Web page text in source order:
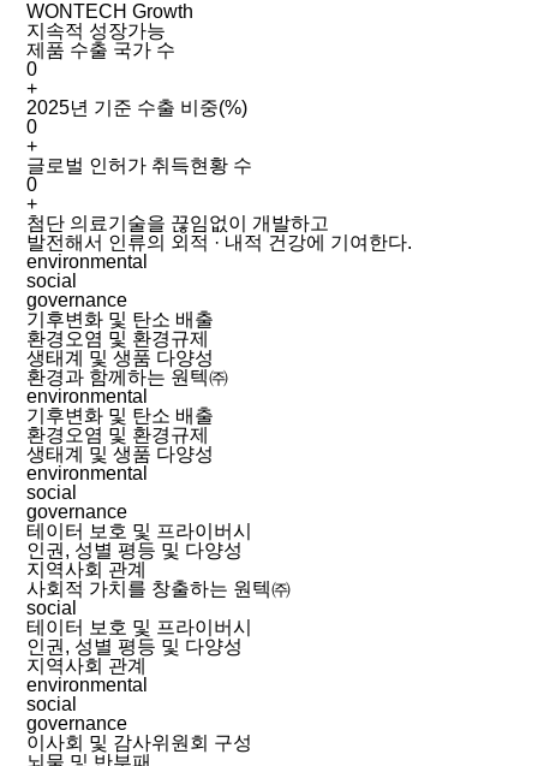
WONTECH Growth
지속적 성장가능
제품 수출 국가 수
0
+
2025년 기준 수출 비중(%)
0
+
글로벌 인허가 취득현황 수
0
+
첨단 의료기술을 끊임없이 개발하고
발전해서 인류의 외적 · 내적 건강에 기여한다.
environmental
social
governance
기후변화 및 탄소 배출
환경오염 및 환경규제
생태계 및 생품 다양성
환경과 함께하는 원텍㈜
environmental
기후변화 및 탄소 배출
환경오염 및 환경규제
생태계 및 생품 다양성
environmental
social
governance
테이터 보호 및 프라이버시
인권, 성별 평등 및 다양성
지역사회 관계
사회적 가치를 창출하는 원텍㈜
social
테이터 보호 및 프라이버시
인권, 성별 평등 및 다양성
지역사회 관계
environmental
social
governance
이사회 및 감사위원회 구성